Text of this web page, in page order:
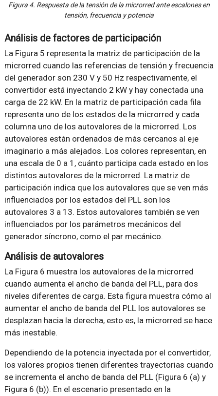
Figura 4. Respuesta de la tensión de la microrred ante escalones en
tensión, frecuencia y potencia
Análisis de factores de participación
La Figura 5 representa la matriz de participación de la
microrred cuando las referencias de tensión y frecuencia
del generador son 230 V y 50 Hz respectivamente, el
convertidor está inyectando 2 kW y hay conectada una
carga de 22 kW. En la matriz de participación cada fila
representa uno de los estados de la microrred y cada
columna uno de los autovalores de la microrred. Los
autovalores están ordenados de más cercanos al eje
imaginario a más alejados. Los colores representan, en
una escala de 0 a 1, cuánto participa cada estado en los
distintos autovalores de la microrred. La matriz de
participación indica que los autovalores que se ven más
influenciados por los estados del PLL son los
autovalores 3 a 13. Estos autovalores también se ven
influenciados por los parámetros mecánicos del
generador síncrono, como el par mecánico.
Análisis de autovalores
La Figura 6 muestra los autovalores de la microrred
cuando aumenta el ancho de banda del PLL, para dos
niveles diferentes de carga. Esta figura muestra cómo al
aumentar el ancho de banda del PLL los autovalores se
desplazan hacia la derecha, esto es, la microrred se hace
más inestable.
Dependiendo de la potencia inyectada por el convertidor,
los valores propios tienen diferentes trayectorias cuando
se incrementa el ancho de banda del PLL (Figura 6 (a) y
Figura 6 (b)). En el escenario presentado en la